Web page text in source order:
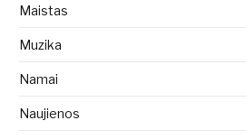
Maistas
Muzika
Namai
Naujienos